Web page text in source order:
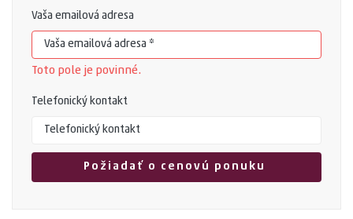
Vaša emailová adresa
Toto pole je povinné.
Telefonický kontakt